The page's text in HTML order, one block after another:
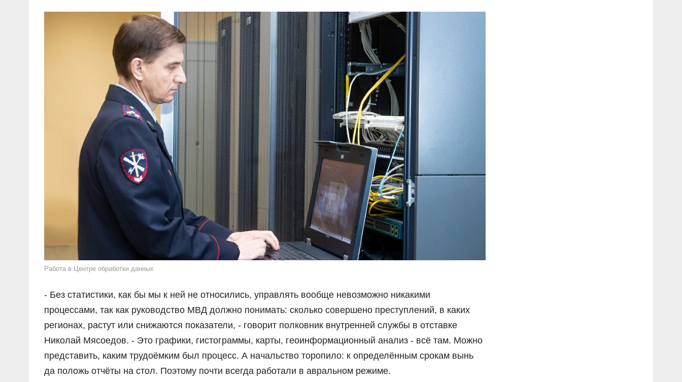
Работа в Центре обработки данных
- Без статистики, как бы мы к ней не относились, управлять вообще невозможно никакими
процессами, так как руководство МВД должно понимать: сколько совершено преступлений, в каких
регионах, растут или снижаются показатели, - говорит полковник внутренней службы в отставке
Николай Мясоедов. - Это графики, гистограммы, карты, геоинформационный анализ - всё там. Можно
представить, каким трудоёмким был процесс. А начальство торопило: к определённым срокам вынь
да положь отчёты на стол. Поэтому почти всегда работали в авральном режиме.